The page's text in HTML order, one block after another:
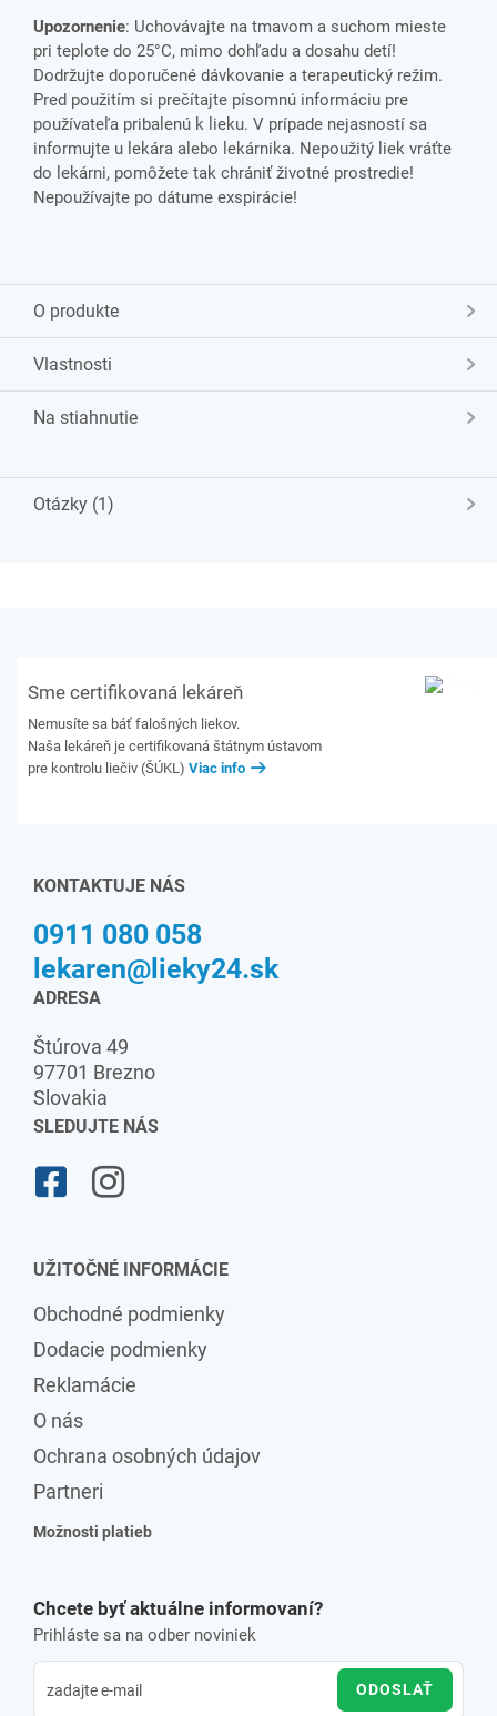
Upozornenie: Uchovávajte na tmavom a suchom mieste
pri teplote do 25°C, mimo dohľadu a dosahu detí!
Dodržujte doporučené dávkovanie a terapeutický režim.
Pred použitím si prečítajte písomnú informáciu pre
používateľa pribalenú k lieku. V prípade nejasností sa
informujte u lekára alebo lekárnika. Nepoužitý liek vráťte
do lekárni, pomôžete tak chrániť životné prostredie!
Nepoužívajte po dátume exspirácie!
O produkte
Vlastnosti
Na stiahnutie
Otázky (1)
Sme certifikovaná lekáreň
Nemusíte sa báť falošných liekov.
Naša lekáreň je certifikovaná štátnym ústavom
pre kontrolu liečiv (ŠÚKL) Viac info
KONTAKTUJE NÁS
0911 080 058
lekaren@lieky24.sk
ADRESA
Štúrova 49
97701 Brezno
Slovakia
SLEDUJTE NÁS
UŽITOČNÉ INFORMÁCIE
Obchodné podmienky
Dodacie podmienky
Reklamácie
O nás
Ochrana osobných údajov
Partneri
Možnosti platieb
Chcete byť aktuálne informovaní?
Prihláste sa na odber noviniek
ODOSLAŤ